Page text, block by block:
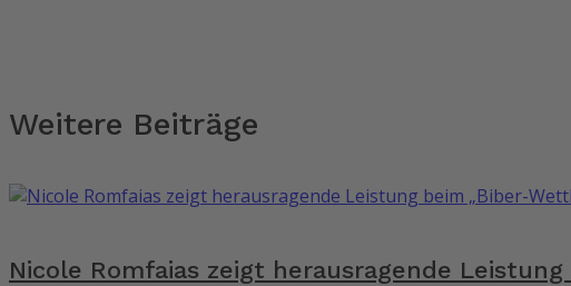
Weitere Beiträge
Nicole Romfaias zeigt herausragende